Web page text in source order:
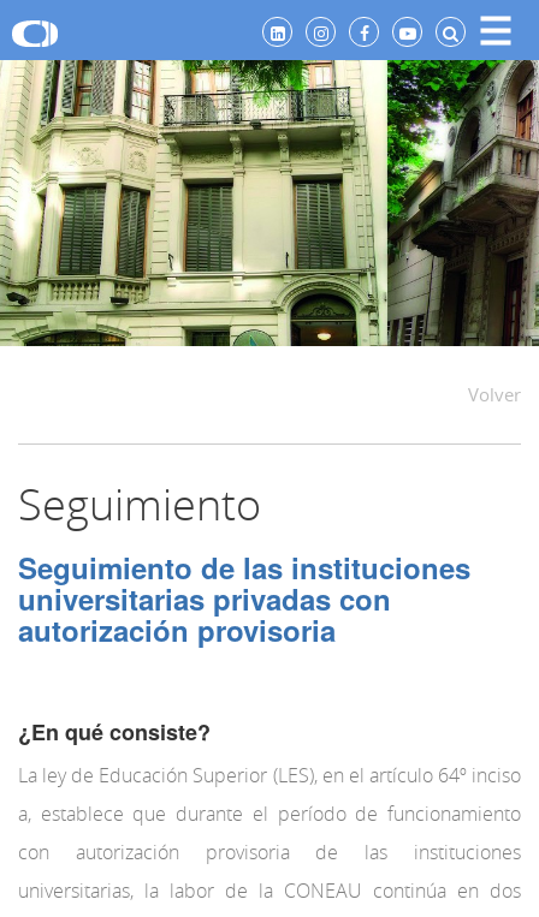
Volver
Seguimiento
Seguimiento de las instituciones
universitarias privadas con
autorización provisoria
¿En qué consiste?
La ley de Educación Superior (LES), en el artículo 64º inciso
a, establece que durante el período de funcionamiento
con autorización provisoria de las instituciones
universitarias, la labor de la CONEAU continúa en dos